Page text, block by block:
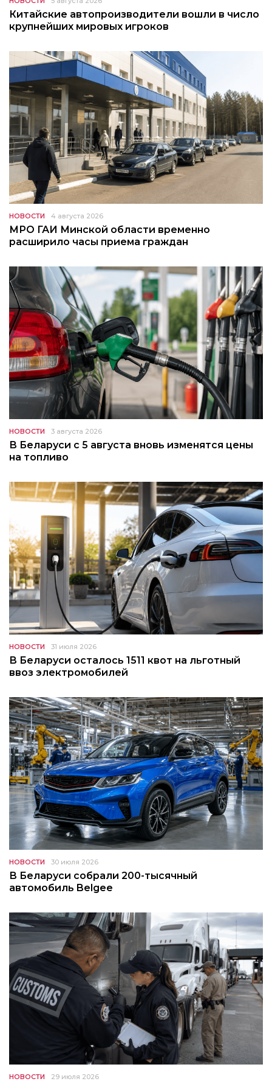
Китайские автопроизводители вошли в число
крупнейших мировых игроков
НОВОСТИ 4 августа 2026
МРО ГАИ Минской области временно
расширило часы приема граждан
НОВОСТИ 3 августа 2026
В Беларуси с 5 августа вновь изменятся цены
на топливо
НОВОСТИ 31 июля 2026
В Беларуси осталось 1511 квот на льготный
ввоз электромобилей
НОВОСТИ 30 июля 2026
В Беларуси собрали 200-тысячный
автомобиль Belgee
НОВОСТИ 29 июля 2026